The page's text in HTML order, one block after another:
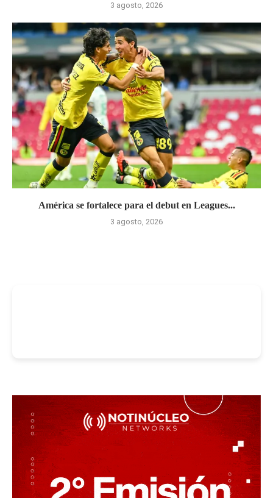
3 agosto, 2026
América se fortalece para el debut en Leagues...
3 agosto, 2026